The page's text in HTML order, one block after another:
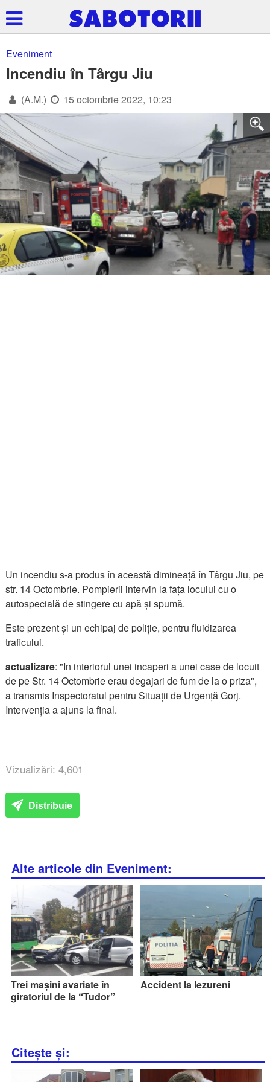
Eveniment
Incendiu în Târgu Jiu
(A.M.) 15 octombrie 2022, 10:23
Un incendiu s-a produs în această dimineață în Târgu Jiu, pe
str. 14 Octombrie. Pompierii intervin la fața locului cu o
autospecială de stingere cu apă și spumă.
Este prezent și un echipaj de poliție, pentru fluidizarea
traficului.
actualizare: "In interiorul unei incaperi a unei case de locuit
de pe Str. 14 Octombrie erau degajari de fum de la o priza",
a transmis Inspectoratul pentru Situații de Urgență Gorj.
Intervenția a ajuns la final.
Vizualizări: 4,601
Distribuie
Alte articole din Eveniment:
Trei mașini avariate în
giratoriul de la “Tudor”
Accident la Iezureni
Citește și: